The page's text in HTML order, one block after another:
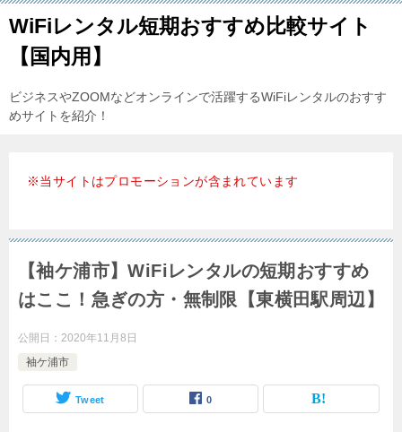
WiFiレンタル短期おすすめ比較サイト
【国内用】
ビジネスやZOOMなどオンラインで活躍するWiFiレンタルのおすす
めサイトを紹介！
※当サイトはプロモーションが含まれています
【袖ケ浦市】WiFiレンタルの短期おすすめ
はここ！急ぎの方・無制限【東横田駅周辺】
公開日： 2020年11月8日
袖ケ浦市
Tweet 0